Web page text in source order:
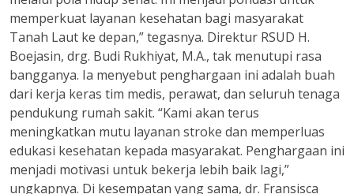
memperkuat layanan kesehatan bagi masyarakat
Tanah Laut ke depan,” tegasnya. Direktur RSUD H.
Boejasin, drg. Budi Rukhiyat, M.A., tak menutupi rasa
bangganya. Ia menyebut penghargaan ini adalah buah
dari kerja keras tim medis, perawat, dan seluruh tenaga
pendukung rumah sakit. “Kami akan terus
meningkatkan mutu layanan stroke dan memperluas
edukasi kesehatan kepada masyarakat. Penghargaan ini
menjadi motivasi untuk bekerja lebih baik lagi,”
ungkapnya. Di kesempatan yang sama, dr. Fransisca